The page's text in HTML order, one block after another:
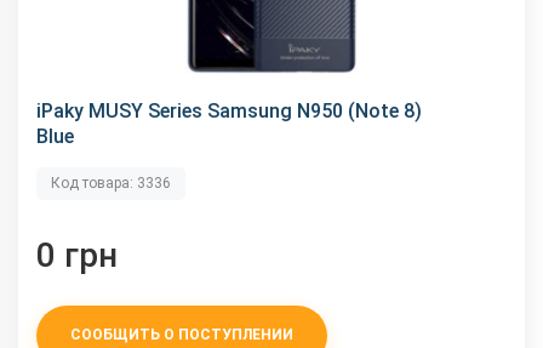
iPaky MUSY Series Samsung N950 (Note 8)
Blue
Код товара: 3336
0 грн
СООБЩИТЬ О ПОСТУПЛЕНИИ